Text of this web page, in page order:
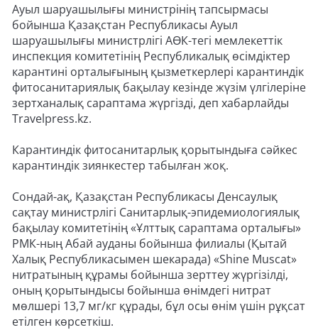
Ауыл шаруашылығы министрінің тапсырмасы
бойынша Қазақстан Республикасы Ауыл
шаруашылығы министрлігі АӨК-тегі мемлекеттік
инспекция комитетінің Республикалық өсімдіктер
карантині орталығының қызметкерлері карантиндік
фитосанитариялық бақылау кезінде жүзім үлгілеріне
зертханалық сараптама жүргізді, деп хабарлайды
Travelpress.kz.
Карантиндік фитосанитарлық қорытындыға сәйкес
карантиндік зиянкестер табылған жоқ.
Сондай-ақ, Қазақстан Республикасы Денсаулық
сақтау министрлігі Санитарлық-эпидемиологиялық
бақылау комитетінің «Ұлттық сараптама орталығы»
РМК-ның Абай ауданы бойынша филиалы (Қытай
Халық Республикасымен шекарада) «Shine Muscat»
нитратының құрамы бойынша зерттеу жүргізілді,
оның қорытындысы бойынша өнімдегі нитрат
мөлшері 13,7 мг/кг құрады, бұл осы өнім үшін рұқсат
етілген көрсеткіш.